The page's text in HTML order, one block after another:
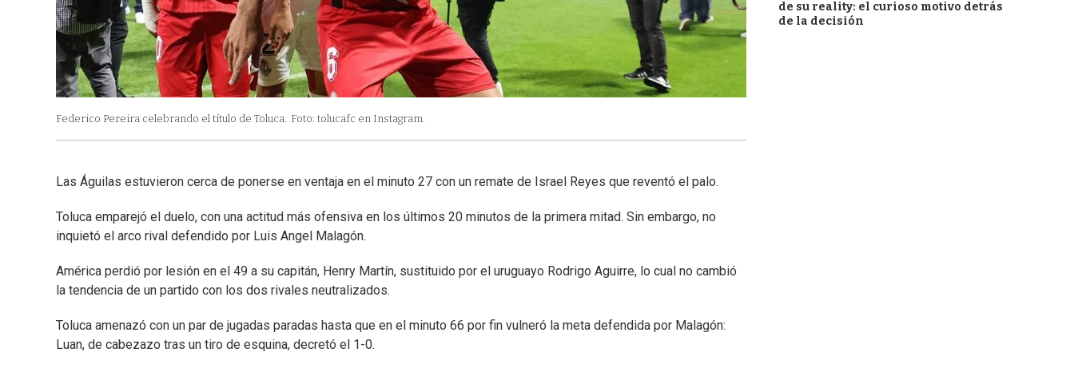
Federico Pereira celebrando el título de Toluca. Foto: tolucafc en Instagram.
Las Águilas estuvieron cerca de ponerse en ventaja en el minuto 27 con un remate de Israel Reyes que reventó el palo.
Toluca emparejó el duelo, con una actitud más ofensiva en los últimos 20 minutos de la primera mitad. Sin embargo, no
inquietó el arco rival defendido por Luis Angel Malagón.
América perdió por lesión en el 49 a su capitán, Henry Martín, sustituido por el uruguayo Rodrigo Aguirre, lo cual no cambió
la tendencia de un partido con los dos rivales neutralizados.
Toluca amenazó con un par de jugadas paradas hasta que en el minuto 66 por fin vulneró la meta defendida por Malagón:
Luan, de cabezazo tras un tiro de esquina, decretó el 1-0.
de su reality: el curioso motivo detrás
de la decisión